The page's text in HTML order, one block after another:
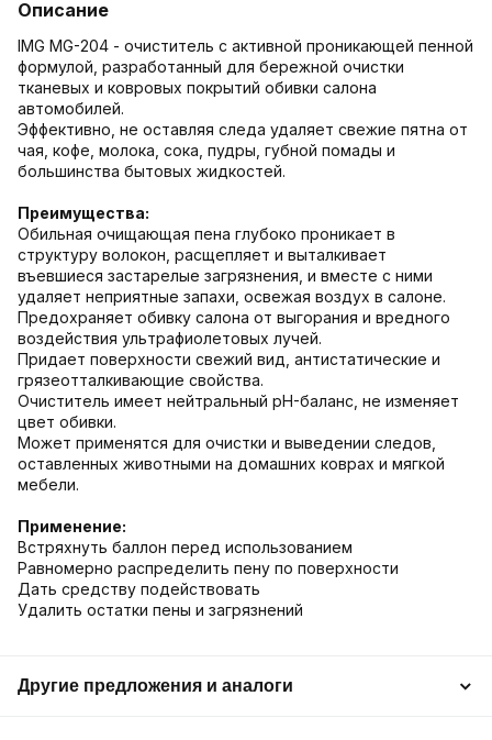
Описание
IMG MG-204 - очиститель с активной проникающей пенной
формулой, разработанный для бережной очистки
тканевых и ковровых покрытий обивки салона
автомобилей.
Эффективно, не оставляя следа удаляет свежие пятна от
чая, кофе, молока, сока, пудры, губной помады и
большинства бытовых жидкостей.
Преимущества:
Обильная очищающая пена глубоко проникает в
структуру волокон, расщепляет и выталкивает
въевшиеся застарелые загрязнения, и вместе с ними
удаляет неприятные запахи, освежая воздух в салоне.
Предохраняет обивку салона от выгорания и вредного
воздействия ультрафиолетовых лучей.
Придает поверхности свежий вид, антистатические и
грязеотталкивающие свойства.
Очиститель имеет нейтральный pH-баланс, не изменяет
цвет обивки.
Может применятся для очистки и выведении следов,
оставленных животными на домашних коврах и мягкой
мебели.
Применение:
Встряхнуть баллон перед использованием
Равномерно распределить пену по поверхности
Дать средству подействовать
Удалить остатки пены и загрязнений
Другие предложения и аналоги